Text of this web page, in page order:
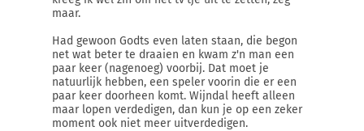
maar.
Had gewoon Godts even laten staan, die begon
net wat beter te draaien en kwam z'n man een
paar keer (nagenoeg) voorbij. Dat moet je
natuurlijk hebben, een speler voorin die er een
paar keer doorheen komt. Wijndal heeft alleen
maar lopen verdedigen, dan kun je op een zeker
moment ook niet meer uitverdedigen.